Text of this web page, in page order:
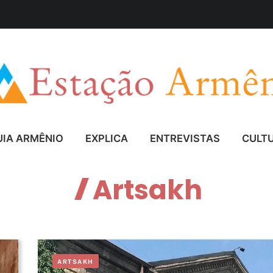
ARMÊNIO EXPLICA ENTREVISTAS
Artsakh
ARTSAKH